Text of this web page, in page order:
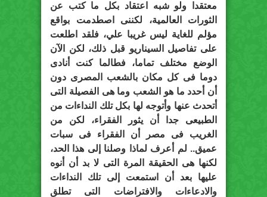
معتقدا ولو شبه اعتقاد بكل ما كتب عن
الثورات العالمية، لكننى اصطدمت بواقع
مؤلم للغاية ليس غريبا علي، فلقد اطلعت
على تفاصيل السيناريو قبل ذلك، لكن الآن
الوضع مختلف تماما، فطالما كنت أنادى
دوما فى كل مكان بالشعب المصرى دون
أن أحدد ما هو الشعب وما هى الفصيلة التى
أتحدث عنها وأتوجه لها بكل تلك النداءات من
الطبيعى جدا أن يثور الفقراء، لكن من
الغريب فى مصر أن الفقراء فى سبات
عميق.. لم أعرف لماذا وصلنا إلى هذا الحد،
لكنها هى الحقيقة المرة التى لا بد أن أنوه
عليها بعد أن استمعت إلى تلك النداءات
والادعاءات والافتراضات التى تطلق